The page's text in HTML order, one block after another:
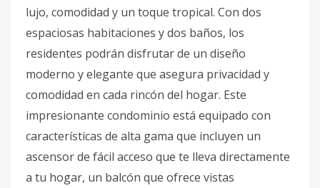
lujo, comodidad y un toque tropical. Con dos
espaciosas habitaciones y dos baños, los
residentes podrán disfrutar de un diseño
moderno y elegante que asegura privacidad y
comodidad en cada rincón del hogar. Este
impresionante condominio está equipado con
características de alta gama que incluyen un
ascensor de fácil acceso que te lleva directamente
a tu hogar, un balcón que ofrece vistas